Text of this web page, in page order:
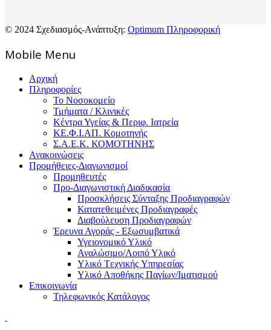
© 2024 Σχεδιασμός-Ανάπτυξη: Optimum Πληροφορική
Mοbile Menu
Αρχική
Πληροφορίες
Το Νοσοκομείο
Τμήματα / Κλινικές
Κέντρα Υγείας & Περιφ. Ιατρεία
ΚΕ.Φ.Ι.ΑΠ. Κομοτηνής
Σ.Α.Ε.Κ. ΚΟΜΟΤΗΝΗΣ
Ανακοινώσεις
Προμήθειες-Διαγωνισμοί
Προμηθευτές
Προ-Διαγωνιστική Διαδικασία
Προσκλήσεις Σύνταξης Προδιαγραφών
Κατατεθειμένες Προδιαγραφές
Διαβούλευση Προδιαγραφών
Έρευνα Αγοράς - Εξωσυμβατικά
Υγειονομικό Υλικό
Αναλώσιμο/Λοιπό Υλικό
Υλικό Tεχνικής Yπηρεσίας
Υλικό Αποθήκης Παγίων/Ιματισμού
Επικοινωνία
Τηλεφωνικός Κατάλογος